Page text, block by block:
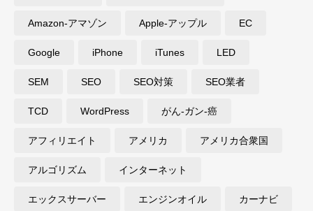
Amazon-アマゾン Apple-アップル EC
Google iPhone iTunes LED
SEM SEO SEO対策 SEO業者
TCD WordPress がん-ガン-癌
アフィリエイト アメリカ アメリカ合衆国
アルゴリズム インターネット
エックスサーバー エンジンオイル カーナビ